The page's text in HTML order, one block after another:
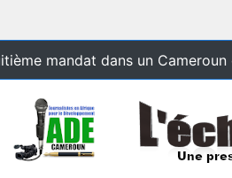
mandat dans un Cameroun